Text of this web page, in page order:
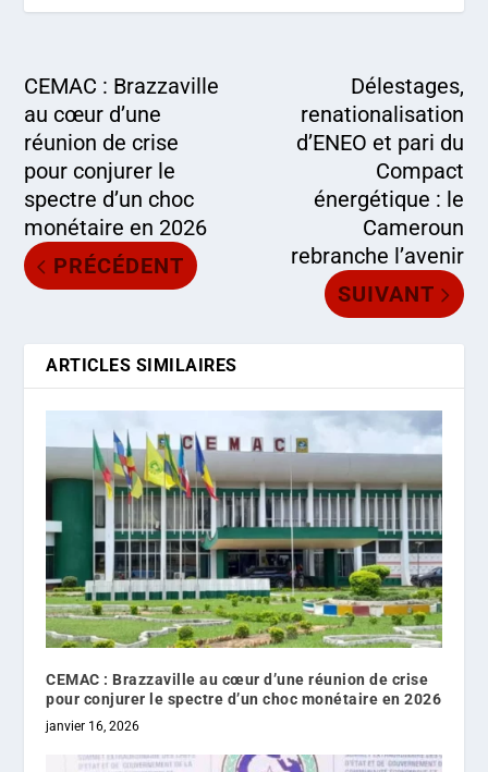
CEMAC : Brazzaville
au cœur d’une
réunion de crise
pour conjurer le
spectre d’un choc
monétaire en 2026
PRÉCÉDENT
Délestages,
renationalisation
d’ENEO et pari du
Compact
énergétique : le
Cameroun
rebranche l’avenir
SUIVANT
ARTICLES SIMILAIRES
CEMAC : Brazzaville au cœur d’une réunion de crise
pour conjurer le spectre d’un choc monétaire en 2026
janvier 16, 2026